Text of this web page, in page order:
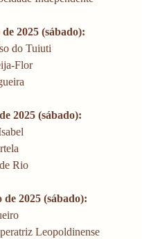
2025 (sábado):
do Tuiuti
Flor
2025 (sábado):
Rio
de 2025 (sábado):
Leopoldinense